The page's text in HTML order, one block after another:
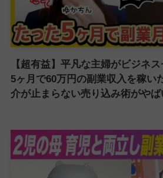
【超有益】平凡な主婦がビジネ
5ヶ月で60万円の副業収入を稼い
介が止まらない売り込み術がやば